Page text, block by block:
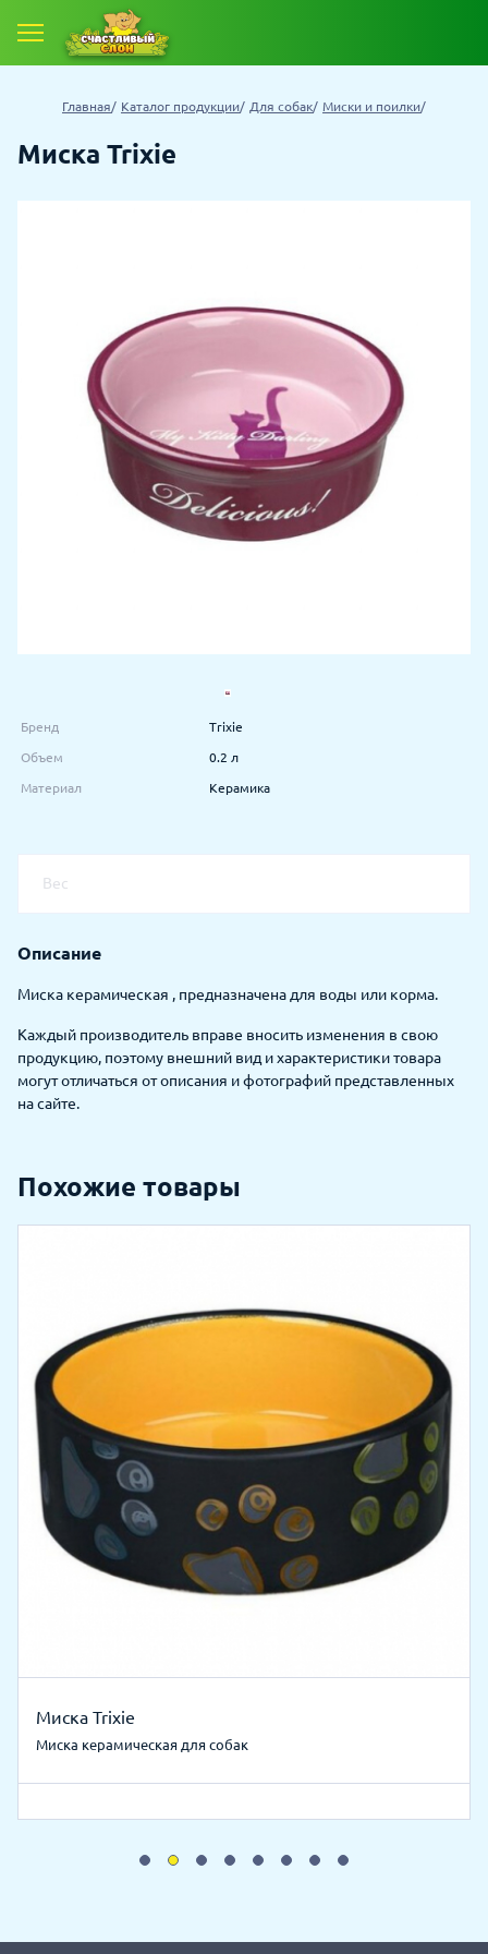
Главная Каталог продукции Для собак Миски и поилки
Миска Trixie
Бренд Trixie
Объем 0.2 л
Материал Керамика
Вес
Описание
Миска керамическая , предназначена для воды или корма.
Каждый производитель вправе вносить изменения в свою
продукцию, поэтому внешний вид и характеристики товара
могут отличаться от описания и фотографий представленных
на сайте.
Похожие товары
Миска Trixie
Миска керамическая для собак